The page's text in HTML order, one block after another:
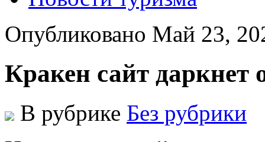
Опубликовано Май 23,
Кракен сайт
В рубрике Без рубрики